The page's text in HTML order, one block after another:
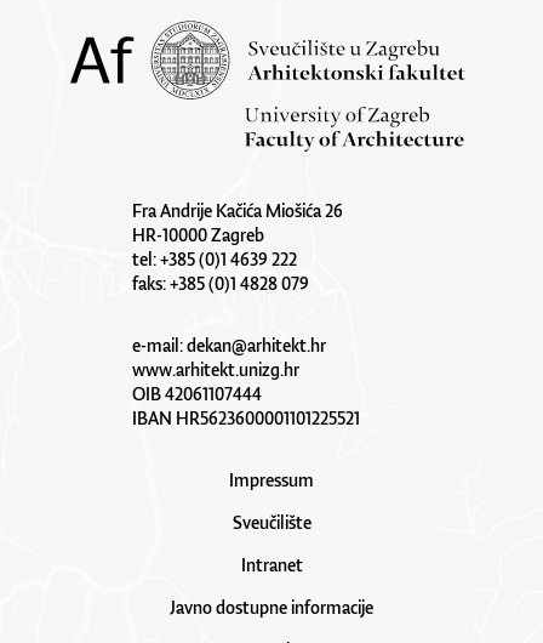
Fra Andrije Kačića Miošića 26
HR-10000 Zagreb
tel: +385 (0)1 4639 222
faks: +385 (0)1 4828 079
e-mail:dekan@arhitekt.hr
www.arhitekt.unizg.hr
OIB 42061107444
IBAN HR5623600001101225521
Impressum
Sveučilište
Intranet
Javno dostupne informacije